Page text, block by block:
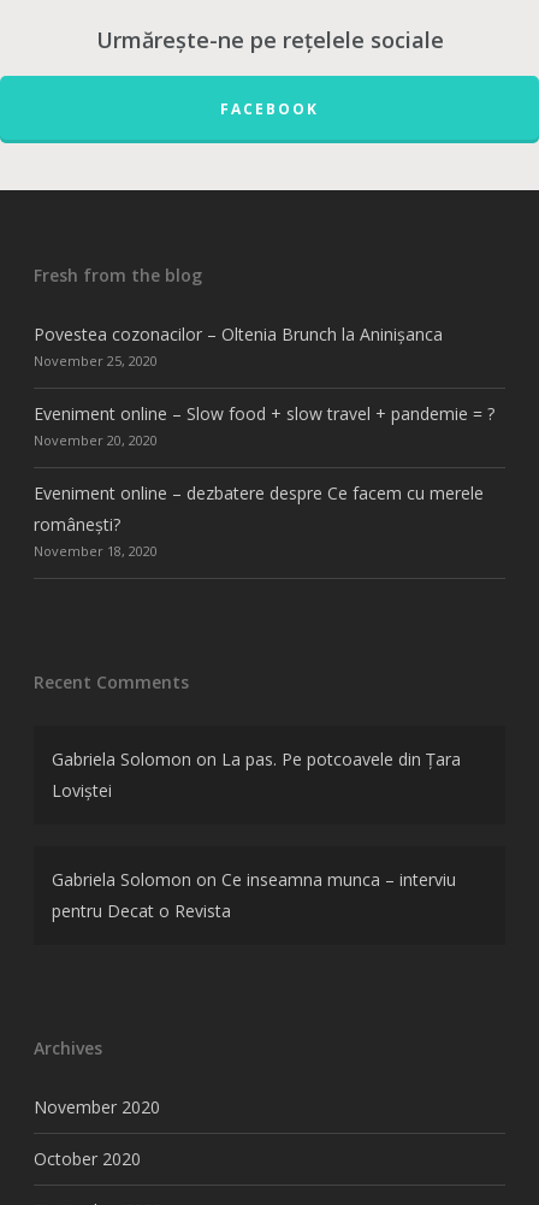
Urmărește-ne pe rețelele sociale
FACEBOOK
Fresh from the blog
Povestea cozonacilor – Oltenia Brunch la Aninișanca
November 25, 2020
Eveniment online – Slow food + slow travel + pandemie = ?
November 20, 2020
Eveniment online – dezbatere despre Ce facem cu merele
românești?
November 18, 2020
Recent Comments
Gabriela Solomon on La pas. Pe potcoavele din Țara
Loviștei
Gabriela Solomon on Ce inseamna munca – interviu
pentru Decat o Revista
Archives
November 2020
October 2020